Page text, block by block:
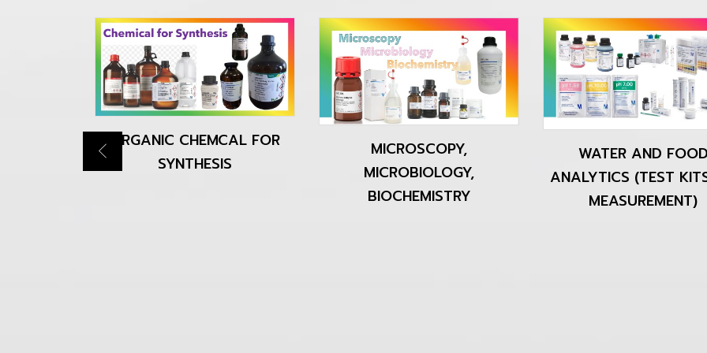
ORGANIC CHEMCAL FOR
SYNTHESIS
MICROSCOPY,
MICROBIOLOGY,
BIOCHEMISTRY
WATER AND FOOD
ANALYTICS (TEST
MEASUREMENT)